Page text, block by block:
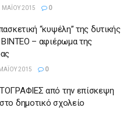
ΜΑΪ́ΟΥ 2015 0
“κυψέλη” της δυτικής
ΒΙΝΤΕΟ – αφιέρωμα της
2015 0
από την επίσκεψη
δημοτικό σχολείο